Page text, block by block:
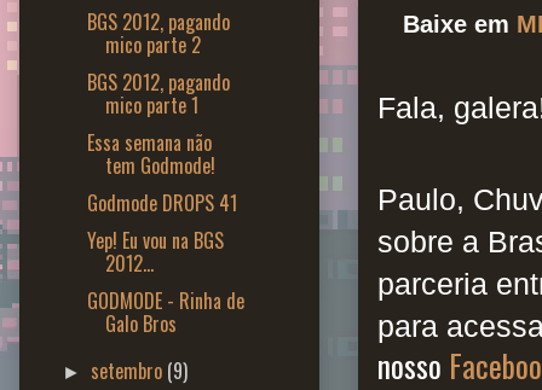
Baixe em
Fala,
Paulo,
sobre a
parceria
para
nosso
BGS 2012, pagando
mico parte 2
BGS 2012, pagando
mico parte 1
Essa semana não
tem Godmode!
Godmode DROPS 41
Yep! Eu vou na BGS
2012...
GODMODE - Rinha de
Galo Bros
► setembro (9)